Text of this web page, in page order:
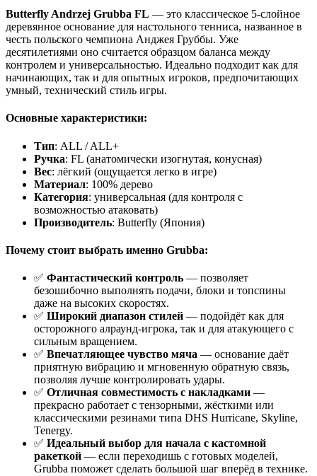
Butterfly Andrzej Grubba FL — это классическое 5-слойное
деревянное основание для настольного тенниса, названное в
честь польского чемпиона Анджея Груббы. Уже
десятилетиями оно считается образцом баланса между
контролем и универсальностью. Идеально подходит как для
начинающих, так и для опытных игроков, предпочитающих
умный, технический стиль игры.
Основные характеристики:
Тип: ALL / ALL+
Ручка: FL (анатомически изогнутая, конусная)
Вес: лёгкий (ощущается легко в игре)
Материал: 100% дерево
Категория: универсальная (для контроля с
возможностью атаковать)
Производитель: Butterfly (Япония)
Почему стоит выбрать именно Grubba:
✅ Фантастический контроль — позволяет
безошибочно выполнять подачи, блоки и топспины
даже на высоких скоростях.
✅ Широкий диапазон стилей — подойдёт как для
осторожного алраунд-игрока, так и для атакующего с
сильным вращением.
✅ Впечатляющее чувство мяча — основание даёт
приятную вибрацию и мгновенную обратную связь,
позволяя лучше контролировать удары.
✅ Отличная совместимость с накладками —
прекрасно работает с тензорными, жёсткими или
классическими резинами типа DHS Hurricane, Skyline,
Tenergy.
✅ Идеальный выбор для начала с кастомной
ракеткой — если переходишь с готовых моделей,
Grubba поможет сделать большой шаг вперёд в технике.